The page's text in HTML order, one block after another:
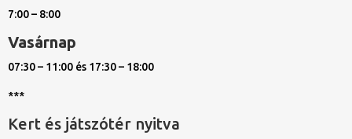
7:00 – 8:00
Vasárnap
07:30 – 11:00 és 17:30 – 18:00
***
Kert és játszótér nyitva